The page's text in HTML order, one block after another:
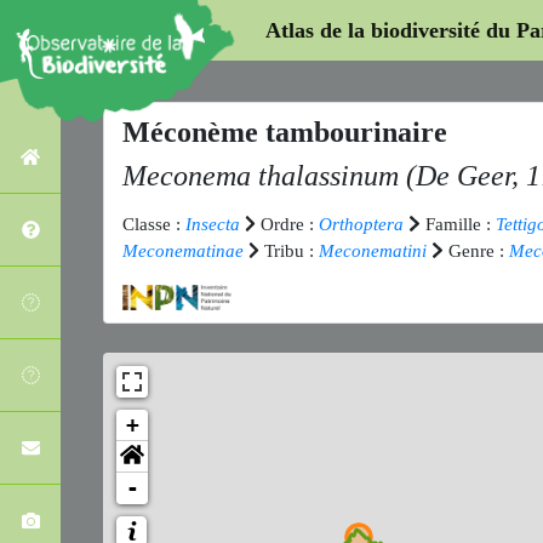
Atlas de la biodiversité du
Méconème tambourinaire
Meconema thalassinum (De Geer,
Classe : Insecta Ordre :Orthoptera Famille :
Meconematinae
Tribu : Meconematini Genre :
+
-